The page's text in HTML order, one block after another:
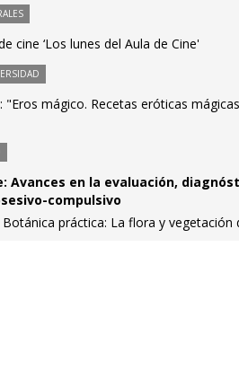
cine ‘Los lunes del Aula de Cine'
"Eros mágico. Recetas eróticas
Avances en la evaluación,
compulsivo
Botánica práctica: La flora y